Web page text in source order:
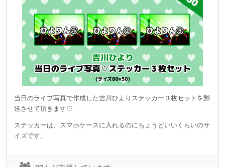
当日のライブ写真で作成した吉川ひよりステッカー３枚セットを郵
送させて頂きます♡
ステッカーは、スマホケースに入れるのにちょうどいいくらいのサ
イズです。